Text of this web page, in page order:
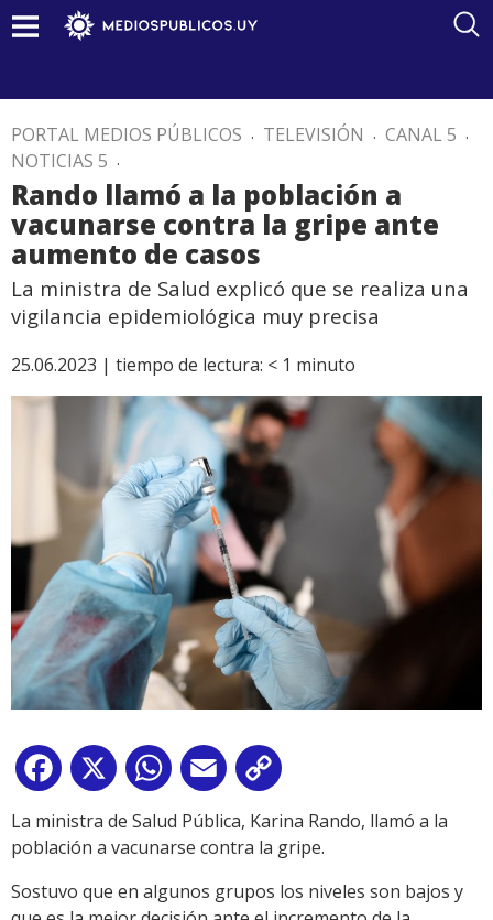
PORTAL MEDIOS PÚBLICOS . TELEVISIÓN . CANAL 5 .
NOTICIAS 5 .
Rando llamó a la población a
vacunarse contra la gripe ante
aumento de casos
La ministra de Salud explicó que se realiza una
vigilancia epidemiológica muy precisa
25.06.2023 | tiempo de lectura: < 1 minuto
Facebook
X WhatsApp
Email
Link
La ministra de Salud Pública, Karina Rando, llamó a la
población a vacunarse contra la gripe.
Sostuvo que en algunos grupos los niveles son bajos y